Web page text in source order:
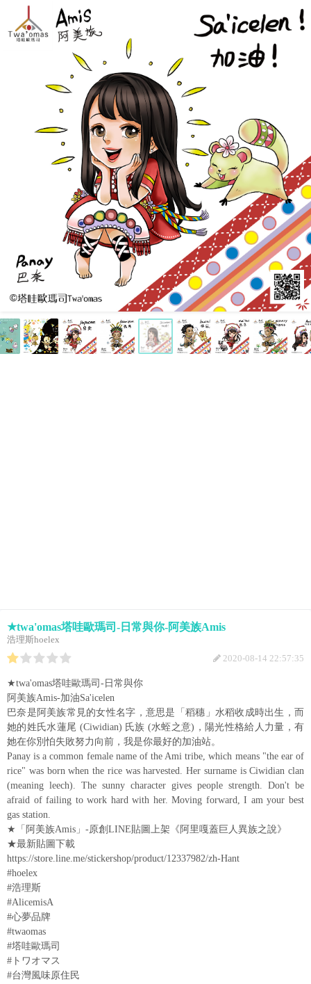
★twa'omas塔哇歐瑪司-日常與你-阿美族Amis
浩理斯hoelex
2020-08-14 22:57:35
★twa'omas塔哇歐瑪司-日常與你
阿美族Amis-加油Sa'icelen
巴奈是阿美族常見的女性名字，意思是「稻穗」水稻收成時出生，而
她的姓氏水蓮尾 (Ciwidian) 氏族 (水蛭之意)，陽光性格給人力量，有
她在你別怕失敗努力向前，我是你最好的加油站。
Panay is a common female name of the Ami tribe, which means "the ear of
rice" was born when the rice was harvested. Her surname is Ciwidian clan
(meaning leech). The sunny character gives people strength. Don't be
afraid of failing to work hard with her. Moving forward, I am your best
gas station.
★「阿美族Amis」-原創LINE貼圖上架《阿里嘎蓋巨人異族之說》
★最新貼圖下載
https://store.line.me/stickershop/product/12337982/zh-Hant
#hoelex
#浩理斯
#AlicemisA
#心夢品牌
#twaomas
#塔哇歐瑪司
#トワオマス
#台灣風味原住民